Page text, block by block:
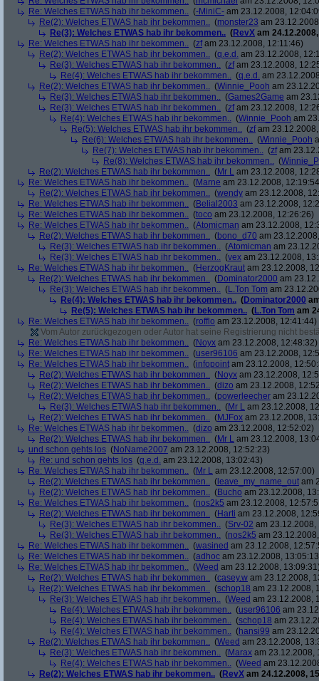
Re: Welches ETWAS hab ihr bekommen.. (-MiniC- am 23.12.2008,
Re(2): Welches ETWAS hab ihr bekommen.. (monster23 am
Re(3): Welches ETWAS hab ihr bekommen.. (RevX am
Re: Welches ETWAS hab ihr bekommen.. (zfam 23.12.2008, 12:11:46)
Re(2): Welches ETWAS hab ihr bekommen.. (q.e.d. am 23.12.2008,
Re(3): Welches ETWAS hab ihr bekommen.. (zfam 23.12.2008,
Re(4): Welches ETWAS hab ihr bekommen.. (q.e.d. am
Re(2): Welches ETWAS hab ihr bekommen.. (Winnie_Pooh am
Re(3): Welches ETWAS hab ihr bekommen.. (Games2Game am
Re(3): Welches ETWAS hab ihr bekommen.. (zfam 23.12.2008,
Re(4): Welches ETWAS hab ihr bekommen.. (Winnie_Pooh am
Re(5): Welches ETWAS hab ihr bekommen.. (zfam
Re(6): Welches ETWAS hab ihr bekommen.. (Winnie_Pooh
Re(7): Welches ETWAS hab ihr bekommen.. (zfam
Re(8): Welches ETWAS hab ihr bekommen.. (
Re(2): Welches ETWAS hab ihr bekommen.. (Mr L am 23.12.2008,
Re: Welches ETWAS hab ihr bekommen.. (Marne am 23.12.2008,
Re(2): Welches ETWAS hab ihr bekommen.. (wendy am 23.12.2008,
Re: Welches ETWAS hab ihr bekommen.. (Belial2003 am 23.12.2008,
Re: Welches ETWAS hab ihr bekommen.. (toco am 23.12.2008, 12:26:26)
Re: Welches ETWAS hab ihr bekommen.. (Atomicman am 23.12.2008,
Re(2): Welches ETWAS hab ihr bekommen.. (bono_d70 am
Re(3): Welches ETWAS hab ihr bekommen.. (Atomicman am
Re(3): Welches ETWAS hab ihr bekommen.. (vex am 23.12.2008,
Re: Welches ETWAS hab ihr bekommen.. (HerzogKraut am 23.12.2008,
Re(2): Welches ETWAS hab ihr bekommen.. (Dominator2000 am
Re(3): Welches ETWAS hab ihr bekommen.. (L.Ton Tom am
Re(4): Welches ETWAS hab ihr bekommen.. (Dominator2000
Re(5): Welches ETWAS hab ihr bekommen.. (L.Ton Tom am
Re: Welches ETWAS hab ihr bekommen.. (rofflo am 23.12.2008, 12:41:44)
Vom Autor zurückgezogen oder Autor hat seine Registrierung nicht
Re: Welches ETWAS hab ihr bekommen.. (Noyx am 23.12.2008, 12:48:32)
Re: Welches ETWAS hab ihr bekommen.. (user96106 am 23.12.2008,
Re: Welches ETWAS hab ihr bekommen.. (infopoint am 23.12.2008,
Re(2): Welches ETWAS hab ihr bekommen.. (Noyx am 23.12.2008,
Re(2): Welches ETWAS hab ihr bekommen.. (dizo am 23.12.2008,
Re(2): Welches ETWAS hab ihr bekommen.. (powerleecher am
Re(3): Welches ETWAS hab ihr bekommen.. (Mr L am 23.12.2008,
Re(2): Welches ETWAS hab ihr bekommen.. (MJFox am 23.12.2008,
Re: Welches ETWAS hab ihr bekommen.. (dizo am 23.12.2008, 12:52:02)
Re(2): Welches ETWAS hab ihr bekommen.. (Mr L am 23.12.2008,
und schon gehts los (NoName2007 am 23.12.2008, 12:52:23)
Re: und schon gehts los (q.e.d. am 23.12.2008, 13:02:43)
Re: Welches ETWAS hab ihr bekommen.. (Mr L am 23.12.2008, 12:57:00)
Re(2): Welches ETWAS hab ihr bekommen.. ( leave_my_name_out am
Re(2): Welches ETWAS hab ihr bekommen.. (Bucho am 23.12.2008,
Re: Welches ETWAS hab ihr bekommen.. (nos2k5 am 23.12.2008,
Re(2): Welches ETWAS hab ihr bekommen.. (Harti am 23.12.2008,
Re(3): Welches ETWAS hab ihr bekommen.. (Srv-02 am 23.12.2008,
Re(3): Welches ETWAS hab ihr bekommen.. (nos2k5 am
Re: Welches ETWAS hab ihr bekommen.. (wasined am 23.12.2008,
Re: Welches ETWAS hab ihr bekommen.. (adhoc am 23.12.2008,
Re: Welches ETWAS hab ihr bekommen.. (Weed am 23.12.2008,
Re(2): Welches ETWAS hab ihr bekommen.. (casey.w am 23.12.2008,
Re(2): Welches ETWAS hab ihr bekommen.. (schop18 am 23.12.2008,
Re(3): Welches ETWAS hab ihr bekommen.. (Weed am 23.12.2008,
Re(4): Welches ETWAS hab ihr bekommen.. (user96106 am
Re(4): Welches ETWAS hab ihr bekommen.. (schop18 am
Re(4): Welches ETWAS hab ihr bekommen.. (hansi99 am
Re(2): Welches ETWAS hab ihr bekommen.. (Weed am 23.12.2008,
Re(3): Welches ETWAS hab ihr bekommen.. (Marax am 23.12.2008,
Re(4): Welches ETWAS hab ihr bekommen.. (Weed am
Re(2): Welches ETWAS hab ihr bekommen.. (RevX am 24.12.2008,